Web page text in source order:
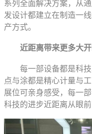
系列全面解决方案，从
发设计都建立在制造一
产方式。
近距离带来更多大
每一部设备都是科技
点与涂都是精心计量与
展位可亲身感受，每一
科技的进步近距离从眼前